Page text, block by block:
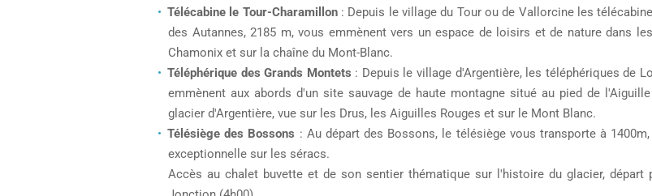
Télécabine le Tour-Charamillon : Depuis le village du Tour ou de Vallorcine les
des Autannes, 2185 m, vous emmènent vers un espace de loisirs et de nature dans
Chamonix et sur la chaîne du Mont-Blanc.
Téléphérique des Grands Montets : Depuis le village d'Argentière, les téléphériques de
emmènent aux abords d'un site sauvage de haute montagne situé au pied de
glacier d'Argentière, vue sur les Drus, les Aiguilles Rouges et sur le Mont Blanc.
Télésiège des Bossons : Au départ des Bossons, le télésiège vous transporte à
exceptionnelle sur les séracs.
Accès au chalet buvette et de son sentier thématique sur l'histoire du glacier, départ